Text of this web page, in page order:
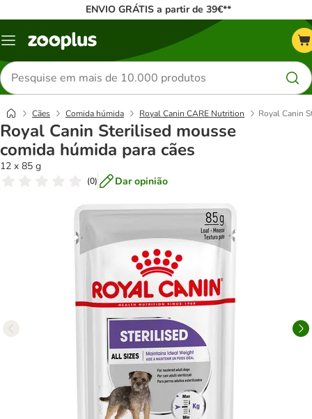
ENVIO GRÁTIS a partir de 39€**
Menu
Pesquisar
produtos
Cães Comida húmida Royal Canin CARE Nutrition Royal Canin
Royal Canin Sterilised mousse
comida húmida para cães
12 x 85 g
(0) Dar opinião